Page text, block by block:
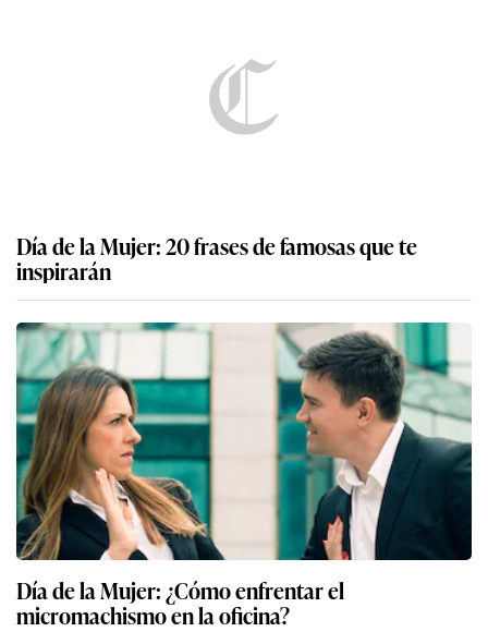
Día de la Mujer: 20 frases de famosas que te
inspirarán
Día de la Mujer: ¿Cómo enfrentar el
micromachismo en la oficina?